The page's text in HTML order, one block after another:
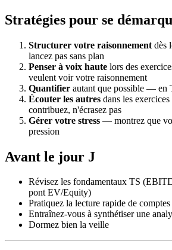
Stratégies pour se
Structurer votre raisonnement dès
lancez pas sans plan
Penser à voix haute lors des
veulent voir votre raisonnement
Quantifier autant que possible — en
Écouter les autres dans les
contribuez, n'écrasez pas
Gérer votre stress — montrez que
pression
Avant le jour J
Révisez les fondamentaux TS
pont EV/Equity)
Pratiquez la lecture rapide de
Entraînez-vous à synthétiser une
Dormez bien la veille